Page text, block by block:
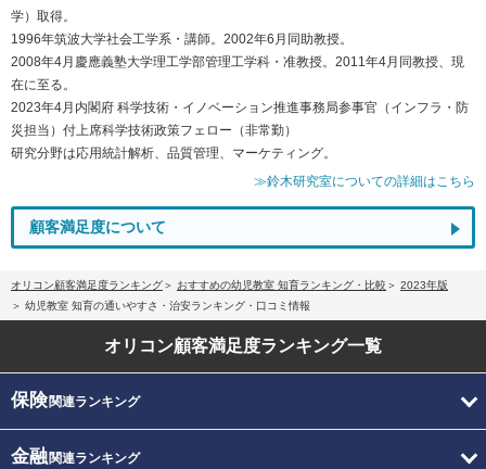
学）取得。
1996年筑波大学社会工学系・講師。2002年6月同助教授。
2008年4月慶應義塾大学理工学部管理工学科・准教授。2011年4月同教授、現
在に至る。
2023年4月内閣府 科学技術・イノベーション推進事務局参事官（インフラ・防
災担当）付上席科学技術政策フェロー（非常勤）
研究分野は応用統計解析、品質管理、マーケティング。
≫鈴木研究室についての詳細はこちら
顧客満足度について
オリコン顧客満足度ランキング おすすめの幼児教室 知育ランキング・比較
2023年版
幼児教室 知育の通いやすさ・治安ランキング・口コミ情報
オリコン顧客満足度ランキング一覧
保険関連ランキング
金融関連ランキング